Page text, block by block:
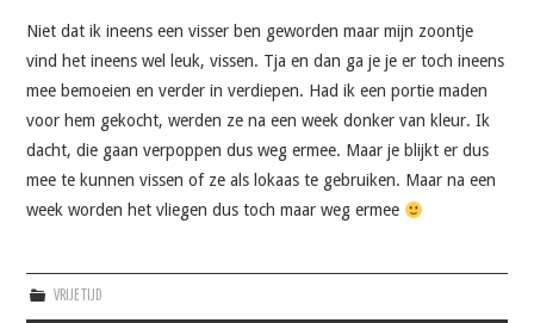
Niet dat ik ineens een visser ben geworden maar mijn zoontje
vind het ineens wel leuk, vissen. Tja en dan ga je je er toch ineens
mee bemoeien en verder in verdiepen. Had ik een portie maden
voor hem gekocht, werden ze na een week donker van kleur. Ik
dacht, die gaan verpoppen dus weg ermee. Maar je blijkt er dus
mee te kunnen vissen of ze als lokaas te gebruiken. Maar na een
week worden het vliegen dus toch maar weg ermee
VRIJE TIJD